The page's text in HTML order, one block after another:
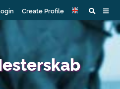
Create Profile